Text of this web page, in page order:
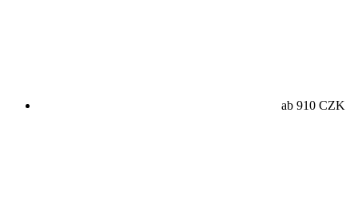
ab 910 CZK